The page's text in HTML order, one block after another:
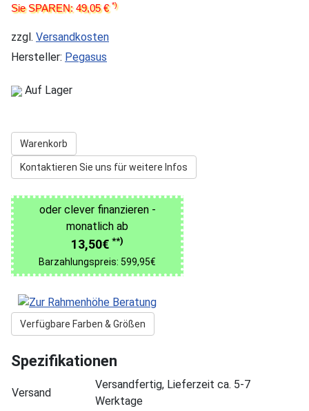
Sie SPAREN: 49,05 €*)
zzgl. Versandkosten
Hersteller: Pegasus
Auf Lager
Warenkorb
Kontaktieren Sie uns für weitere Infos
oder clever finanzieren -
monatlich ab
13,50€ **)
Barzahlungspreis: 599,95€
Verfügbare Farben & Größen
Spezifikationen
Versand
Versandfertig, Lieferzeit ca. 5-7
Werktage